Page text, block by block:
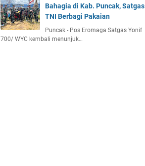
Bahagia di Kab. Puncak, Satgas
TNI Berbagi Pakaian
Puncak - Pos Eromaga Satgas Yonif
700/ WYC kembali menunjuk…